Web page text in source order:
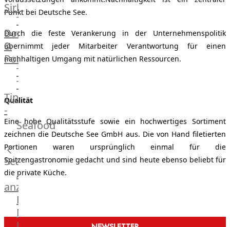
Veire
F1
Wagyu
Beef
Schwein
Ibérico
Schwein
Joselito
Ibérico
70%
Bellota
Garimori
Ibérico
35%
Bellota
LiVar
Schweinefleisch
Mangalitza
Sirloin
T-
Bone
&
Porterhouse
Tomahawk
Tri
Tip
-
Bürgermeisterstück
Bäckchen
Hanging
Tender
Special
Cuts
Rippchen
Teilstücke
Seafood
Seafood
Alle
anzeigen
Fisch
Meeresfrüchte
Punkt bei Deutsche See.
Durch die feste Verankerung in der Unternehmenspolitik
übernimmt jeder Mitarbeiter Verantwortung für einen
nachhaltigen Umgang mit natürlichen Ressourcen.
Qualität
Eine hohe Qualitätsstufe sowie ein hochwertiges Sortiment
zeichnen die Deutsche See GmbH aus. Die von Hand filetierten
Portionen waren ursprünglich einmal für die
Spitzengastronomie gedacht und sind heute ebenso beliebt für
die private Küche.